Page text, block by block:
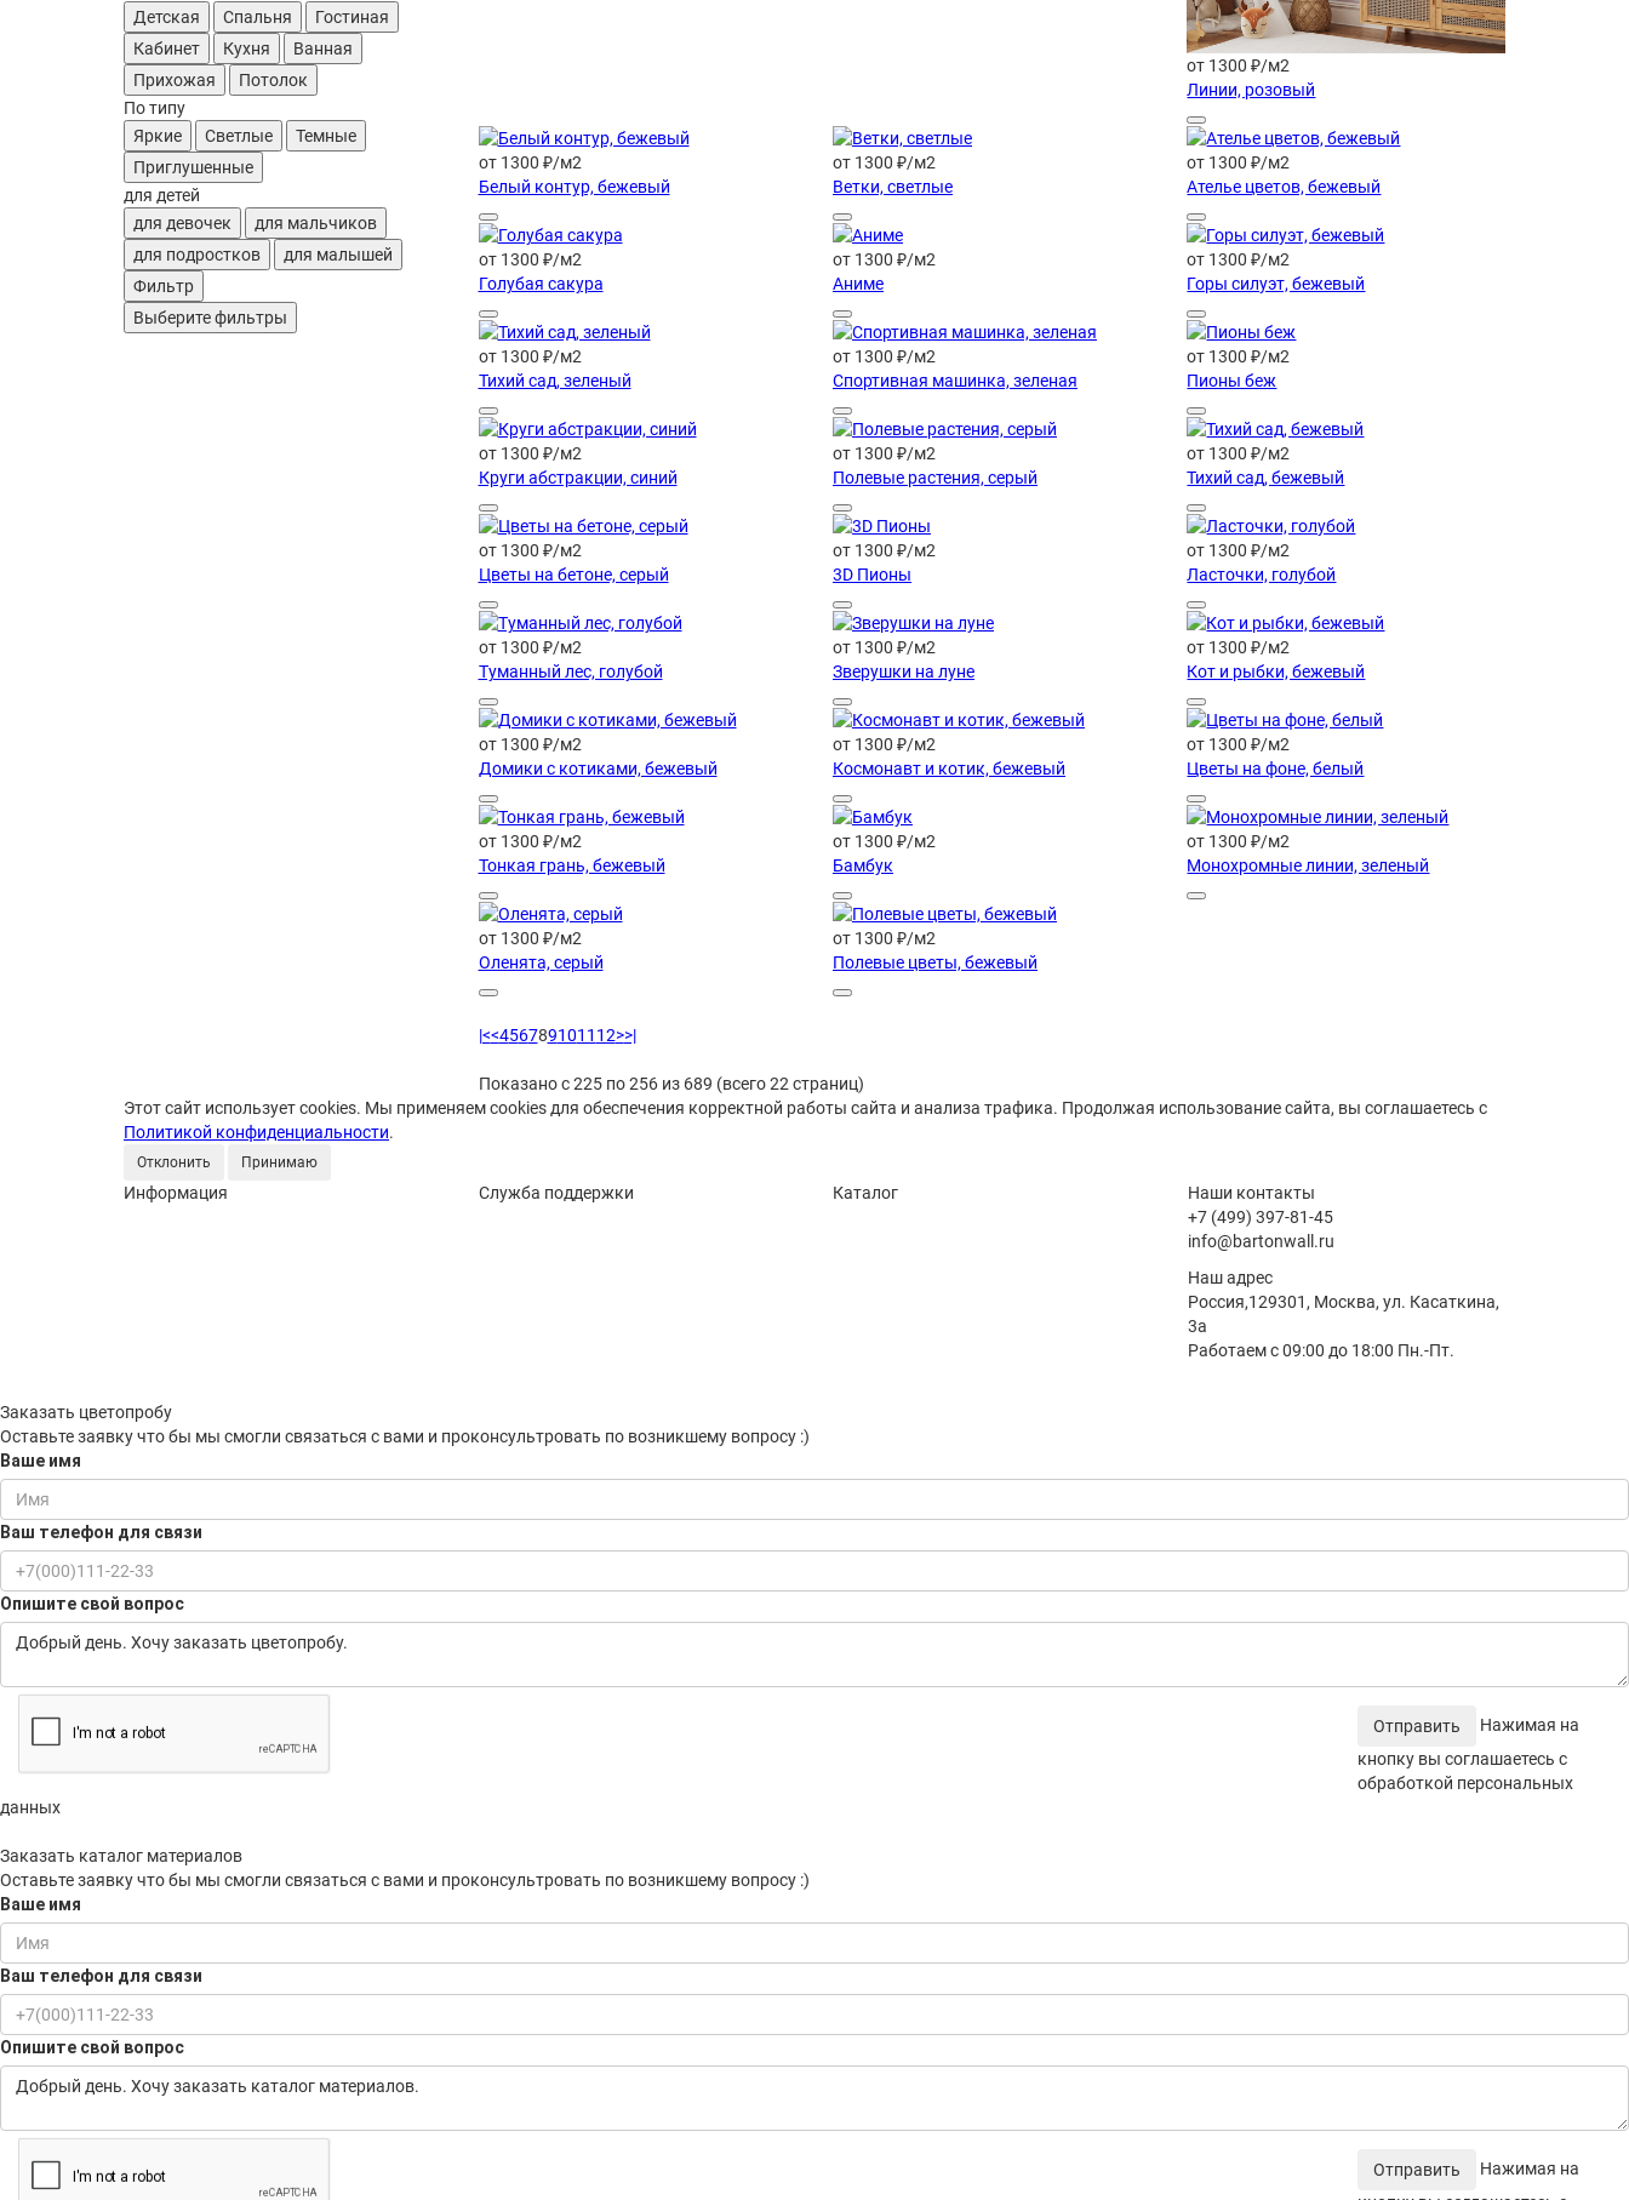
Детская
Спальня
Гостиная
Кабинет
Кухня
Ванная
Прихожая
Потолок
По типу
Яркие
Светлые
Темные
Приглушенные
для детей
для девочек
для мальчиков
для подростков
для малышей
Фильтр
Выберите фильтры
от 1300 ₽/м2
Линии, розовый
от 1300 ₽/м2
Белый контур, бежевый
от 1300 ₽/м2
Ветки, светлые
от 1300 ₽/м2
Ателье цветов, бежевый
от 1300 ₽/м2
Голубая сакура
от 1300 ₽/м2
Аниме
от 1300 ₽/м2
Горы силуэт, бежевый
от 1300 ₽/м2
Тихий сад, зеленый
от 1300 ₽/м2
Спортивная машинка, зеленая
от 1300 ₽/м2
Пионы беж
от 1300 ₽/м2
Круги абстракции, синий
от 1300 ₽/м2
Полевые растения, серый
от 1300 ₽/м2
Тихий сад, бежевый
от 1300 ₽/м2
Цветы на бетоне, серый
от 1300 ₽/м2
3D Пионы
от 1300 ₽/м2
Ласточки, голубой
от 1300 ₽/м2
Туманный лес, голубой
от 1300 ₽/м2
Зверушки на луне
от 1300 ₽/м2
Кот и рыбки, бежевый
от 1300 ₽/м2
Домики с котиками, бежевый
от 1300 ₽/м2
Космонавт и котик, бежевый
от 1300 ₽/м2
Цветы на фоне, белый
от 1300 ₽/м2
Тонкая грань, бежевый
от 1300 ₽/м2
Бамбук
от 1300 ₽/м2
Монохромные линии, зеленый
от 1300 ₽/м2
Оленята, серый
от 1300 ₽/м2
Полевые цветы, бежевый
|<<4567891011 12>>|
Показано с 225 по 256 из 689 (всего 22 страниц)
Этот сайт использует cookies. Мы применяем cookies для обеспечения корректной работы сайта и анализа трафика. Продолжая использование сайта, вы соглашаетесь с
Политикой конфиденциальности.
Отклонить Принимаю
Информация Служба поддержки Каталог
Наши контакты
+7 (499) 397-81-45
info@bartonwall.ru
Наш адрес
Россия,129301, Москва, ул. Касаткина,
3а
Работаем с 09:00 до 18:00 Пн.-Пт.
Заказать цветопробу
Оставьте заявку что бы мы смогли связаться с вами и проконсультровать по возникшему вопросу :)
Ваше имя
Ваш телефон для связи
Опишите свой вопрос
Отправить
Нажимая на
кнопку вы соглашаетесь с
обработкой персональных
данных
Заказать каталог материалов
Оставьте заявку что бы мы смогли связаться с вами и проконсультровать по возникшему вопросу :)
Ваше имя
Ваш телефон для связи
Опишите свой вопрос
Отправить
Нажимая на